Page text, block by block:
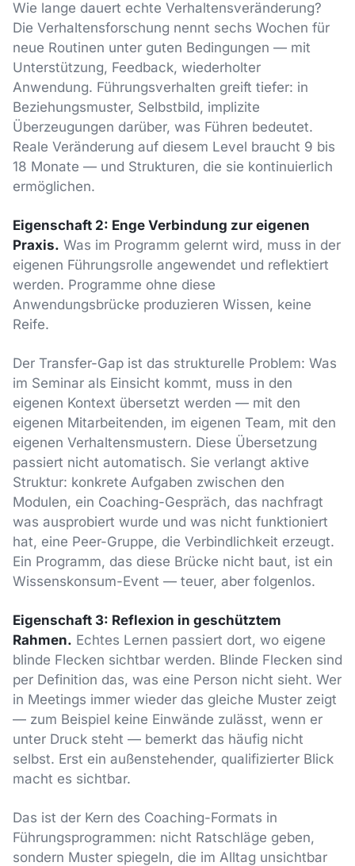
Wie lange dauert echte Verhaltensveränderung?
Die Verhaltensforschung nennt sechs Wochen für
neue Routinen unter guten Bedingungen — mit
Unterstützung, Feedback, wiederholter
Anwendung. Führungsverhalten greift tiefer: in
Beziehungsmuster, Selbstbild, implizite
Überzeugungen darüber, was Führen bedeutet.
Reale Veränderung auf diesem Level braucht 9 bis
18 Monate — und Strukturen, die sie kontinuierlich
ermöglichen.
Eigenschaft 2: Enge Verbindung zur eigenen
Praxis. Was im Programm gelernt wird, muss in der
eigenen Führungsrolle angewendet und reflektiert
werden. Programme ohne diese
Anwendungsbrücke produzieren Wissen, keine
Reife.
Der Transfer-Gap ist das strukturelle Problem: Was
im Seminar als Einsicht kommt, muss in den
eigenen Kontext übersetzt werden — mit den
eigenen Mitarbeitenden, im eigenen Team, mit den
eigenen Verhaltensmustern. Diese Übersetzung
passiert nicht automatisch. Sie verlangt aktive
Struktur: konkrete Aufgaben zwischen den
Modulen, ein Coaching-Gespräch, das nachfragt
was ausprobiert wurde und was nicht funktioniert
hat, eine Peer-Gruppe, die Verbindlichkeit erzeugt.
Ein Programm, das diese Brücke nicht baut, ist ein
Wissenskonsum-Event — teuer, aber folgenlos.
Eigenschaft 3: Reflexion in geschütztem
Rahmen. Echtes Lernen passiert dort, wo eigene
blinde Flecken sichtbar werden. Blinde Flecken sind
per Definition das, was eine Person nicht sieht. Wer
in Meetings immer wieder das gleiche Muster zeigt
— zum Beispiel keine Einwände zulässt, wenn er
unter Druck steht — bemerkt das häufig nicht
selbst. Erst ein außenstehender, qualifizierter Blick
macht es sichtbar.
Das ist der Kern des Coaching-Formats in
Führungsprogrammen: nicht Ratschläge geben,
sondern Muster spiegeln, die im Alltag unsichtbar